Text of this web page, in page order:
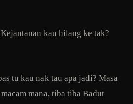
kau hilang ke tak?
tu kau nak tau apa jadi? Masa
mana, tiba tiba Badut